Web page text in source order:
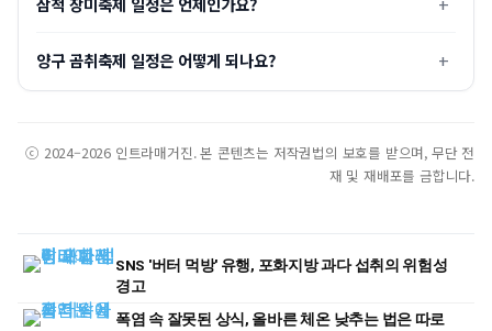
양구 곰취축제 일정은 어떻게 되나요?
ⓒ 2024–2026 인트라매거진. 본 콘텐츠는 저작권법의 보호를 받으며, 무단 전
재 및 재배포를 금합니다.
SNS '버터 먹방' 유행, 포화지방 과다 섭취의 위험성
경고
폭염 속 잘못된 상식, 올바른 체온 낮추는 법은 따로